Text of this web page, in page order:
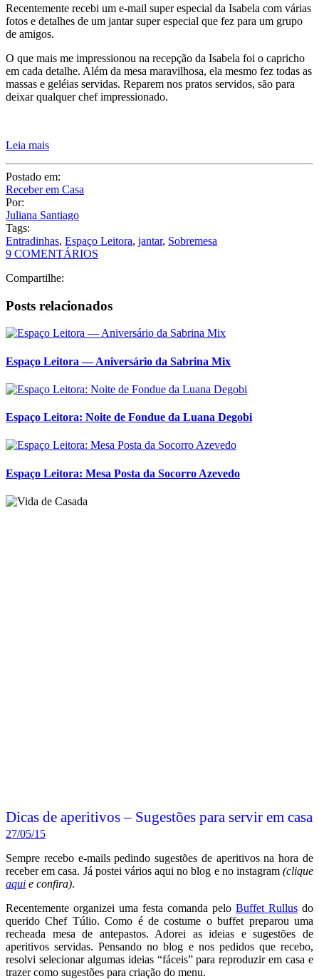
Recentemente recebi um e-mail super especial da Isabela com várias
fotos e detalhes de um jantar super especial que fez para um grupo
de amigos.
O que mais me impressionou na recepção da Isabela foi o capricho
em cada detalhe. Além da mesa maravilhosa, ela mesmo fez todas as
massas e geléias servidas. Reparem nos pratos servidos, são para
deixar qualquer chef impressionado.
Leia mais
Postado em:
Receber em Casa
Por:
Juliana Santiago
Tags:
Entradinhas, Espaço Leitora, jantar, Sobremesa
9 COMENTÁRIOS
Compartilhe:
Posts relacionados
Espaço Leitora — Aniversário da Sabrina Mix
Espaço Leitora: Noite de Fondue da Luana Degobi
Espaço Leitora: Mesa Posta da Socorro Azevedo
Dicas de aperitivos – Sugestões para servir em casa
27/05/15
Sempre recebo e-mails pedindo sugestões de aperitivos na hora de
receber em casa. Já postei vários aqui no blog e no instagram (clique
aqui e confira).
Recentemente organizei uma festa comanda pelo Buffet Rullus do
querido Chef Túlio. Como é de costume o buffet preparou uma
recheada mesa de antepastos. Adorei as ideias e sugestões de
aperitivos servidas. Pensando no blog e nos pedidos que recebo,
resolvi selecionar algumas ideias “fáceis” para reproduzir em casa e
trazer como sugestões para criação do menu.